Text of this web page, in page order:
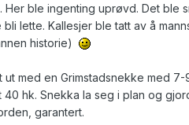
Her ble ingenting uprøvd. Det ble
lette. Kallesjer ble tatt av å
historie)
med en Grimstadsnekke med
40 hk. Snekka la seg i plan og
garantert.